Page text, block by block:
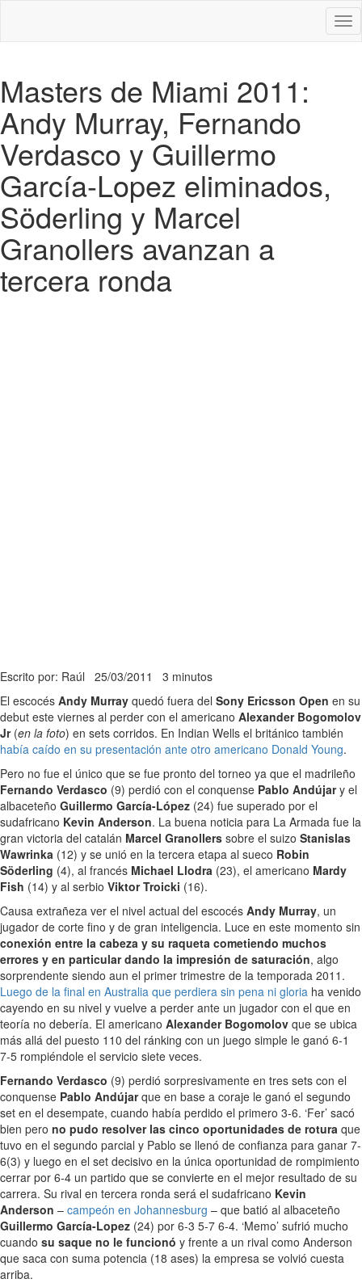
Masters de Miami 2011:
Andy Murray, Fernando
Verdasco y Guillermo
García-Lopez eliminados,
Söderling y Marcel
Granollers avanzan a
tercera ronda
Escrito por: Raúl 25/03/2011 3 minutos
El escocés Andy Murray quedó fuera del Sony Ericsson Open en su
debut este viernes al perder con el americano Alexander Bogomolov
Jr (en la foto) en sets corridos. En Indian Wells el británico también
había caído en su presentación ante otro americano Donald Young.
Pero no fue el único que se fue pronto del torneo ya que el madrileño
Fernando Verdasco (9) perdió con el conquense Pablo Andújary el
albaceteño Guillermo García-López (24) fue superado por el
sudafricano Kevin Anderson. La buena noticia para La Armada fue la
gran victoria del catalán Marcel Granollers sobre el suizo Stanislas
Wawrinka (12) y se unió en la tercera etapa al sueco Robin
Söderling (4), al francés Michael Llodra (23), el americano Mardy
Fish (14) y al serbio Viktor Troicki (16).
Causa extrañeza ver el nivel actual del escocés Andy Murray, un
jugador de corte fino y de gran inteligencia. Luce en este momento sin
conexión entre la cabeza y su raqueta cometiendo muchos
errores y en particular dando la impresión de saturación, algo
sorprendente siendo aun el primer trimestre de la temporada 2011.
Luego de la final en Australia que perdiera sin pena ni gloria ha venido
cayendo en su nivel y vuelve a perder ante un jugador con el que en
teoría no debería. El americano Alexander Bogomolov que se ubica
más allá del puesto 110 del ránking con un juego simple le ganó 6-1
7-5 rompiéndole el servicio siete veces.
Fernando Verdasco (9) perdió sorpresivamente en tres sets con el
conquense Pablo Andújarque en base a coraje le ganó el segundo
set en el desempate, cuando había perdido el primero 3-6. ‘Fer’ sacó
bien pero no pudo resolver las cinco oportunidades de rotura que
tuvo en el segundo parcial y Pablo se llenó de confianza para ganar 7-
6(3) y luego en el set decisivo en la única oportunidad de rompimiento
cerrar por 6-4 un partido que se convierte en el mejor resultado de su
carrera. Su rival en tercera ronda será el sudafricano Kevin
Anderson – campeón en Johannesburg – que batió al albaceteño
Guillermo García-Lopez (24) por 6-3 5-7 6-4. ‘Memo’ sufrió mucho
cuando su saque no le funcionó y frente a un rival como Anderson
que saca con suma potencia (18 ases) la empresa se volvió cuesta
arriba.